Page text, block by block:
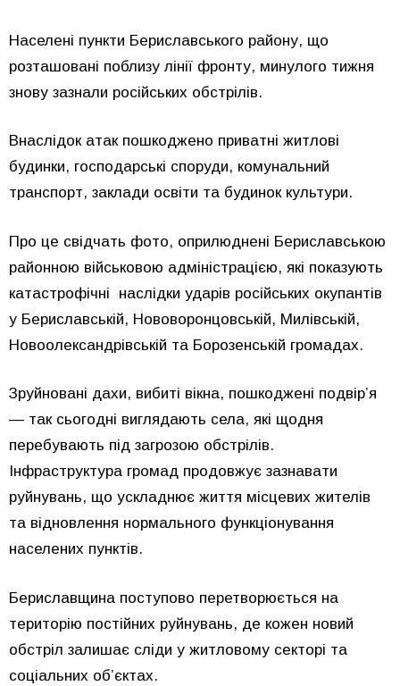
Населені пункти Бериславського району, що
розташовані поблизу лінії фронту, минулого тижня
знову зазнали російських обстрілів.
Внаслідок атак пошкоджено приватні житлові
будинки, господарські споруди, комунальний
транспорт, заклади освіти та будинок культури.
Про це свідчать фото, оприлюднені Бериславською
районною військовою адміністрацією, які показують
катастрофічні наслідки ударів російських окупантів
у Бериславській, Нововоронцовській, Милівській,
Новоолександрівській та Борозенській громадах.
Зруйновані дахи, вибиті вікна, пошкоджені подвір’я
— так сьогодні виглядають села, які щодня
перебувають під загрозою обстрілів.
Інфраструктура громад продовжує зазнавати
руйнувань, що ускладнює життя місцевих жителів
та відновлення нормального функціонування
населених пунктів.
Бериславщина поступово перетворюється на
територію постійних руйнувань, де кожен новий
обстріл залишає сліди у житловому секторі та
соціальних об’єктах.